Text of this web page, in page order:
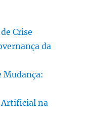
Crise
da
Mudança:
Artificial na